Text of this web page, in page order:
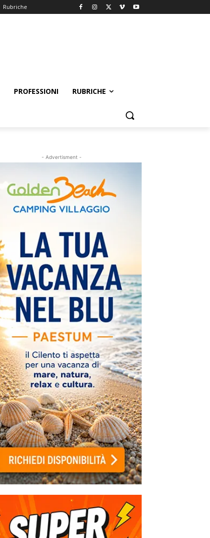
Rubriche
PROFESSIONI RUBRICHE
- Advertisment -